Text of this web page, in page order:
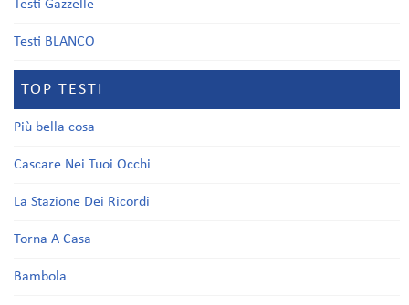
Testi Gazzelle
Testi BLANCO
TOP TESTI
Più bella cosa
Cascare Nei Tuoi Occhi
La Stazione Dei Ricordi
Torna A Casa
Bambola